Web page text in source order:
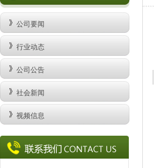
公司要闻
行业动态
公司公告
社会新闻
视频信息